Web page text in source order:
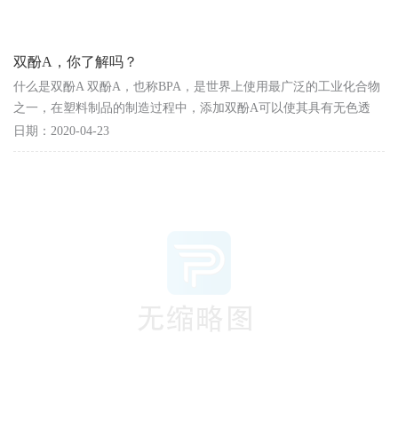
双酚A，你了解吗？
什么是双酚A 双酚A，也称BPA，是世界上使用最广泛的工业化合物
之一，在塑料制品的制造过程中，添加双酚A可以使其具有无色透
明、耐用、轻巧和突出的防冲击性等特性，尤其能防止酸...
日期：2020-04-23